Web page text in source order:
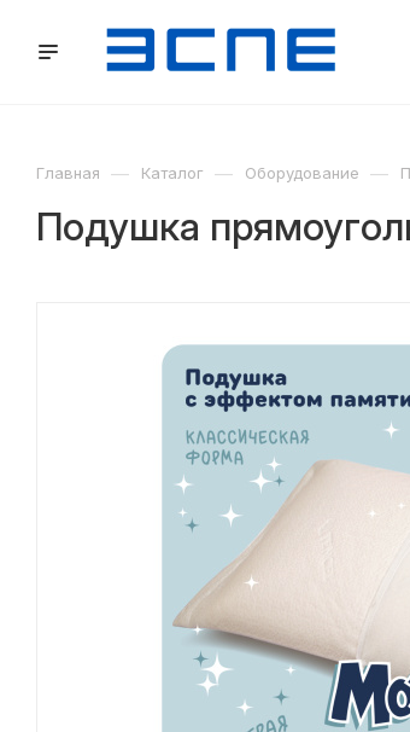
Главная — Каталог — Оборудование —
Подушка